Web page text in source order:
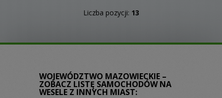
Liczba pozycji: 13
WOJEWÓDZTWO MAZOWIECKIE –
ZOBACZ LISTĘ SAMOCHODÓW NA
WESELE Z INNYCH MIAST: